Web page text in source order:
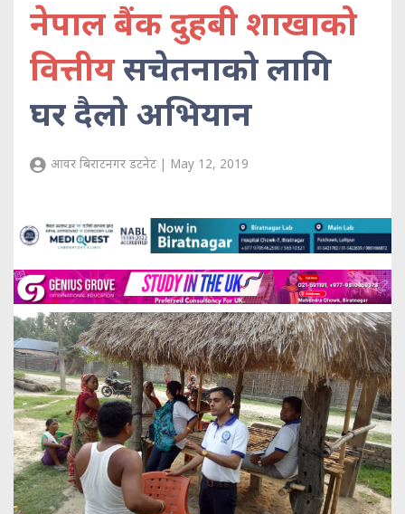
नेपाल बैंक दुहबी शाखाको
वित्तीयसचेतनाको लागि
घर दैलो अभियान
आवर बिराटनगर डटनेट | May 12, 2019